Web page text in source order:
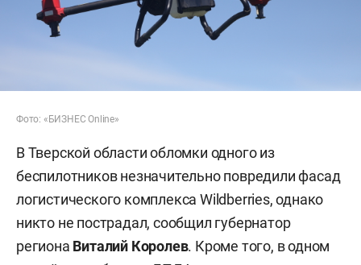
Фото: «БИЗНЕС Online»
В Тверской области обломки одного из
беспилотников незначительно повредили фасад
логистического комплекса Wildberries, однако
никто не пострадал, сообщил губернатор
региона Виталий Королев. Кроме того, в одном